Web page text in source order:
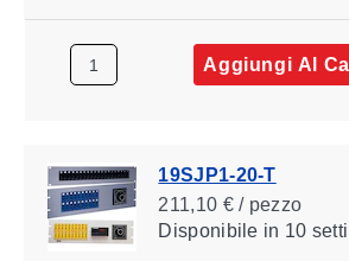
Aggiungi Al
19SJP1-20-T
211,10 € / pezzo
Disponibile in 10